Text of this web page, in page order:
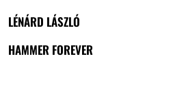
LÉNÁRD LÁSZLÓ
HAMMER FOREVER